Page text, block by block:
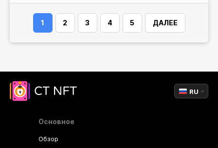
1 2 3 4 5 ДАЛЕЕ
Основное
Обзор
RU